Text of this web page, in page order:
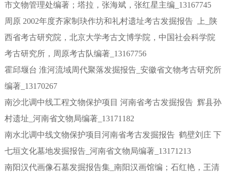
市文物管理处编著；塔拉，张海斌，张红星主编_13167745
周原 2002年度齐家制玦作坊和礼村遗址考古发掘报告 上_陕
西省考古研究院，北京大学考古文博学院，中国社会科学院
考古研究所，周原考古队编著_13167756
霍邱堰台 淮河流域周代聚落发掘报告_安徽省文物考古研究所
编著_13170267
南沙北调中线工程文物保护项目 河南省考古发掘报告 辉县孙
村遗址_河南省文物局编著_13171182
南水北调中线文物保护项目河南省考古发掘报告 鹤壁刘庄 下
七垣文化墓地发掘报告_河南省文物局编著_13171213
南阳汉代画像石墓发掘报告集_南阳汉画馆编；石红艳，王清